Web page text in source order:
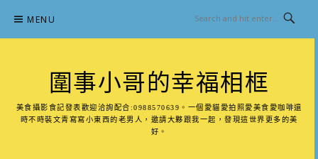
content
MENU
圍事小哥的幸福相框
美食攝影食記發表歡迎洽詢配合:0988570639。一個愛貓愛拍照愛美食愛咖啡還
時不時裝文青寫寫小東西的老男人，邀請大夥跟我一起，發現這世界更多的美
好。